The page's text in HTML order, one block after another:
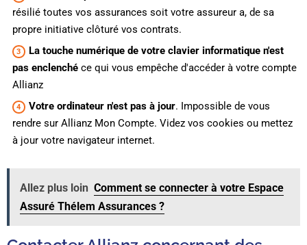
résilié toutes vos assurances soit votre assureur a, de sa
propre initiative clôturé vos contrats.
La touche numérique de votre clavier informatique n'est
pas enclenchéce qui vous empêche d'accéder à votre compte
Allianz
Votre ordinateur n'est pas à jour. Impossible de vous
rendre sur Allianz Mon Compte. Videz vos cookies ou mettez
à jour votre navigateur internet.
Allez plus loin Comment se connecter à votre Espace
Assuré Thélem Assurances ?